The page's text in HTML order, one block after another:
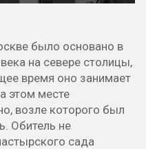
было основано в
на севере столицы,
время оно занимает
этом месте
возле которого был
Обитель не
сада